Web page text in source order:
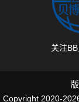
关注
Copyright 2020-